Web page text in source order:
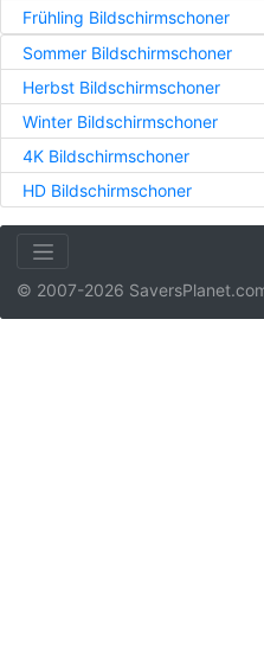
Frühling Bildschirmschoner
Sommer Bildschirmschoner
Herbst Bildschirmschoner
Winter Bildschirmschoner
4K Bildschirmschoner
HD Bildschirmschoner
© 2007-2026